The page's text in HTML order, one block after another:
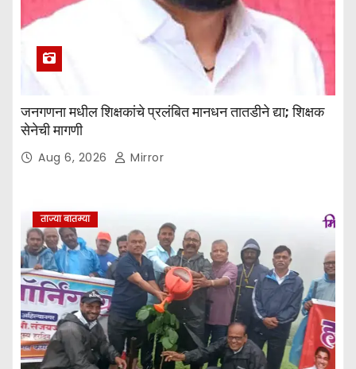
जनगणना मधील शिक्षकांचे प्रलंबित मानधन तातडीने द्या; शिक्षक
सेनेची मागणी
Aug 6, 2026 Mirror
ताज्या बातम्या